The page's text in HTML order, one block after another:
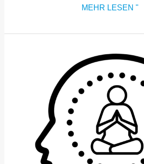
MEHR LESEN "
BEREICH
2:
KONTEMPLATIV,
PHILOSOPHISCH
SPIRITUELL